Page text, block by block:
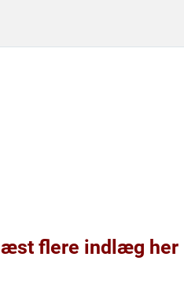
flere indlæg her